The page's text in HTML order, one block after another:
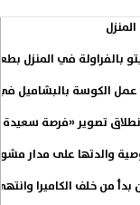
في المنزل
الكوسة بالبشاميل
والدتها على مدار
خلف الكاميرا وانتهى